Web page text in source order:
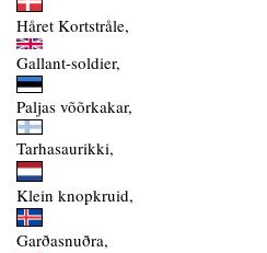
Håret Kortstråle,
Gallant-soldier,
Paljas võõrkakar,
Tarhasaurikki,
Klein knopkruid,
Garðasnuðra,